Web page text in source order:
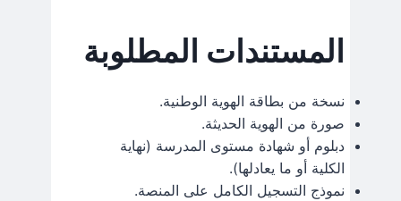
المستندات المطلوبة
نسخة من بطاقة الهوية الوطنية.
صورة من الهوية الحديثة.
دبلوم أو شهادة مستوى المدرسة (نهاية
الكلية أو ما يعادلها).
نموذج التسجيل الكامل على المنصة.